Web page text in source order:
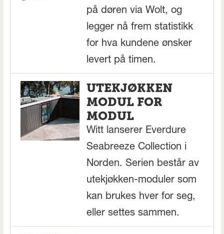
på døren via Wolt, og
legger nå frem statistikk
for hva kundene ønsker
levert på timen.
UTEKJØKKEN
MODUL FOR
MODUL
Witt lanserer Everdure
Seabreeze Collection i
Norden. Serien består av
utekjøkken-moduler som
kan brukes hver for seg,
eller settes sammen.